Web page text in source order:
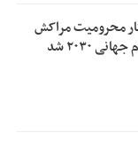
محرومیت مراکش
۲۰۳۰ شد